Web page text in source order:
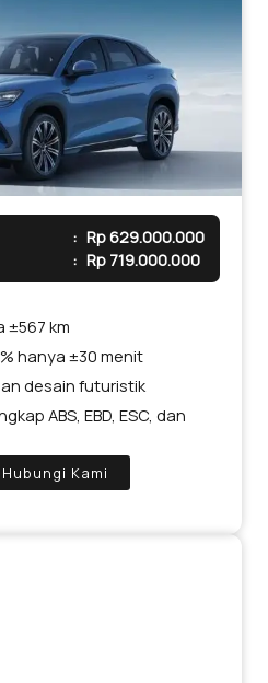
: Rp 629.000.000
: Rp 719.000.000
±567 km
hanya ±30 menit
desain futuristik
ABS, EBD, ESC, dan
Hubungi Kami